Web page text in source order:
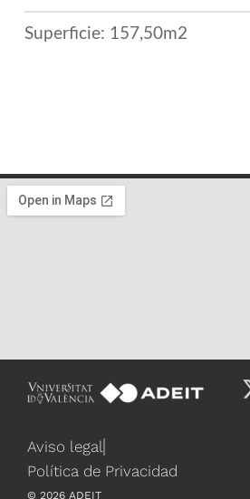
Superficie: 157,50m2
Aviso legal
Política de Privacidad
© 2026 ADEIT